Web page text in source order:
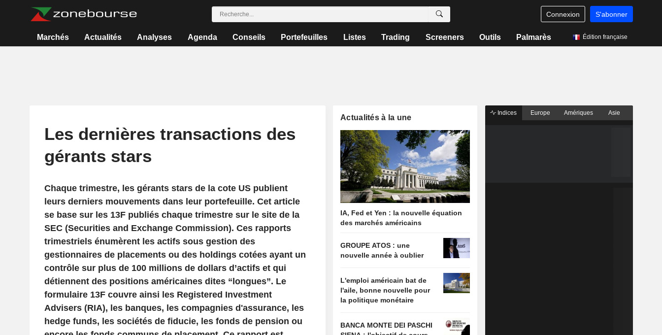
Connexion S'abonner
Marchés Actualités Analyses Agenda Conseils Portefeuilles Listes Trading Screeners Outils Palmarès Édition française
Les dernières transactions des
gérants stars
Chaque trimestre, les gérants stars de la cote US publient
leurs derniers mouvements dans leur portefeuille. Cet article
se base sur les 13F publiés chaque trimestre sur le site de la
SEC (Securities and Exchange Commission). Ces rapports
trimestriels énumèrent les actifs sous gestion des
gestionnaires de placements ou des holdings cotées ayant un
contrôle sur plus de 100 millions de dollars d’actifs et qui
détiennent des positions américaines dites “longues”. Le
formulaire 13F couvre ainsi les Registered Investment
Advisers (RIA), les banques, les compagnies d'assurance, les
hedge funds, les sociétés de fiducie, les fonds de pension ou
Actualités à la une
IA, Fed et Yen : la nouvelle équation
des marchés américains
GROUPE ATOS : une
nouvelle année à oublier
L'emploi américain bat de
l'aile, bonne nouvelle pour
la politique monétaire
BANCA MONTE DEI PASCHI
Indices Europe Amériques Asie